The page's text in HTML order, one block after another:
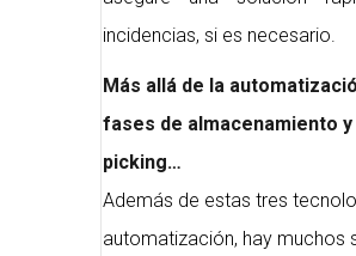
incidencias, si es necesario.
Más allá de la
fases de almacenamiento y
picking…
Además de estas tres
automatización, hay muchos